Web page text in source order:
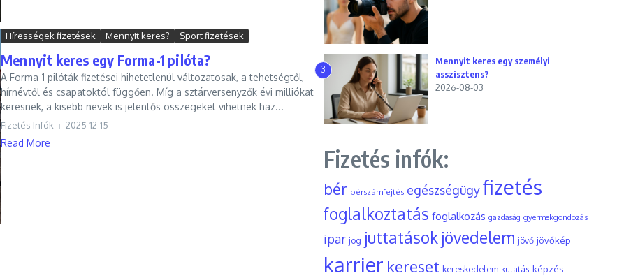
Hírességek fizetések Mennyit keres? Sport fizetések
Mennyit keres egy Forma-1 pilóta?
A Forma-1 pilóták fizetései hihetetlenül változatosak, a tehetségtől,
hírnévtől és csapatoktól függően. Míg a sztárversenyzők évi milliókat
keresnek, a kisebb nevek is jelentős összegeket vihetnek haz...
Fizetés Infók 2025-12-15
Read More
3
Mennyit keres egy személyi
asszisztens?
2026-08-03
Fizetés infók:
bér bérszámfejtés egészségügyfizetés
foglalkoztatás foglalkozás gazdaság gyermekgondozás
ipar jog juttatások jövedelem jövő jövőkép
karrier kereset kereskedelem kutatás képzés